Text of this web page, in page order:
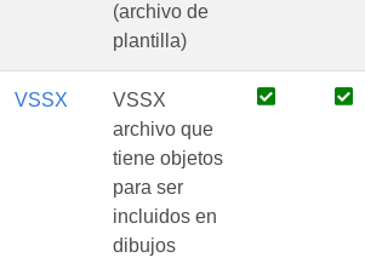
(archivo de
plantilla)
VSSX
VSSX
archivo que
tiene objetos
para ser
incluidos en
dibujos